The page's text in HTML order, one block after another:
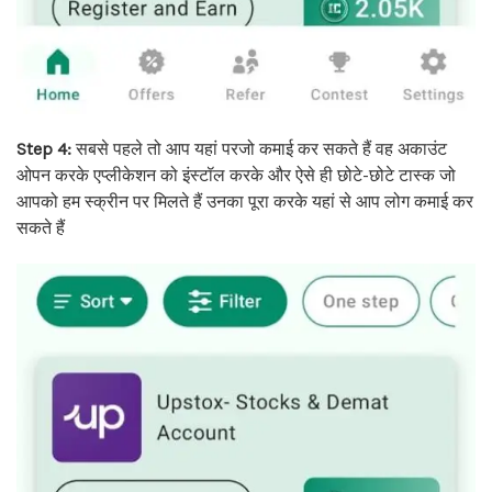
Step 4:सबसे पहले तो आप यहां परजो कमाई कर सकते हैं वह अकाउंट
ओपन करके एप्लीकेशन को इंस्टॉल करके और ऐसे ही छोटे-छोटे टास्क जो
आपको हम स्क्रीन पर मिलते हैं उनका पूरा करके यहां से आप लोग कमाई कर
सकते हैं